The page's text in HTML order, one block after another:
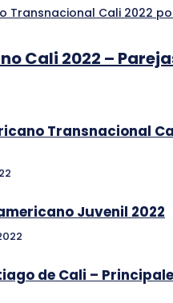
Transnacional Cali 2022
Cali 2022 –
Transnacional
Juvenil 2022
de Cali –